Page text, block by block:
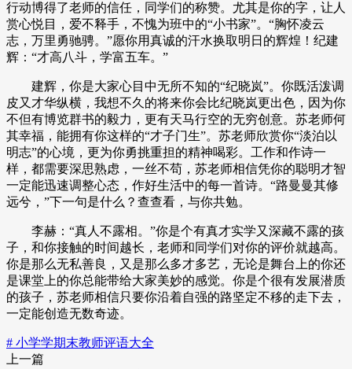
行动博得了老师的信任，同学们的称赞。尤其是你的字，让人
赏心悦目，爱不释手，不愧为班中的“小书家”。“胸怀凌云
志，万里勇驰骋。”愿你用真诚的汗水换取明日的辉煌！纪建
辉：“才高八斗，学富五车。”
建辉，你是大家心目中无所不知的“纪晓岚”。你既活泼调
皮又才华纵横，我想不久的将来你会比纪晓岚更出色，因为你
不但有博览群书的毅力，更有天马行空的无穷创意。苏老师何
其幸福，能拥有你这样的“才子门生”。苏老师欣赏你“淡泊以
明志”的心境，更为你勇挑重担的精神喝彩。工作和作诗一
样，都需要深思熟虑，一丝不苟，苏老师相信凭你的聪明才智
一定能迅速调整心态，作好生活中的每一首诗。“路曼曼其修
远兮，”下一句是什么？查查看，与你共勉。
李赫：“真人不露相。”你是个有真才实学又深藏不露的孩
子，和你接触的时间越长，老师和同学们对你的评价就越高。
你是那么无私善良，又是那么多才多艺，无论是舞台上的你还
是课堂上的你总能带给大家美妙的感觉。你是个很有发展潜质
的孩子，苏老师相信只要你沿着自强的路坚定不移的走下去，
一定能创造无数奇迹。
# 小学学期末教师评语大全
上一篇